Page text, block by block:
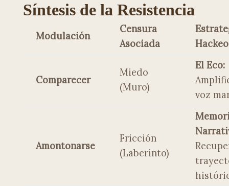
Síntesis de la Resistencia
Modulación
Censura
Asociada
Hackeo
Comparecer
Miedo
(Muro)
El Eco:
voz
Amontonarse
Fricción
(Laberinto)